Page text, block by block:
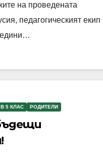
на проведената
педагогическият екип
5 КЛАС РОДИТЕЛИ